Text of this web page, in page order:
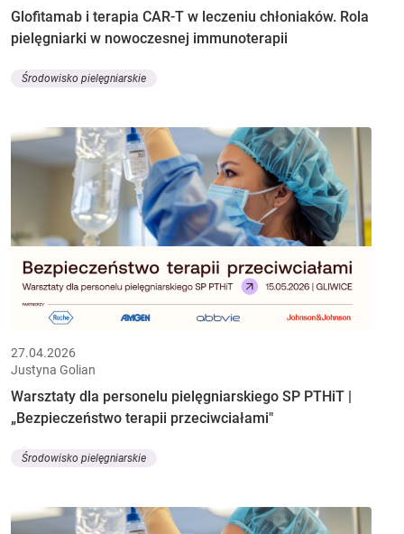
Glofitamab i terapia CAR-T w leczeniu chłoniaków. Rola
pielęgniarki w nowoczesnej immunoterapii
Środowisko pielęgniarskie
27.04.2026
Justyna Golian
Warsztaty dla personelu pielęgniarskiego SP PTHiT |
„Bezpieczeństwo terapii przeciwciałami"
Środowisko pielęgniarskie